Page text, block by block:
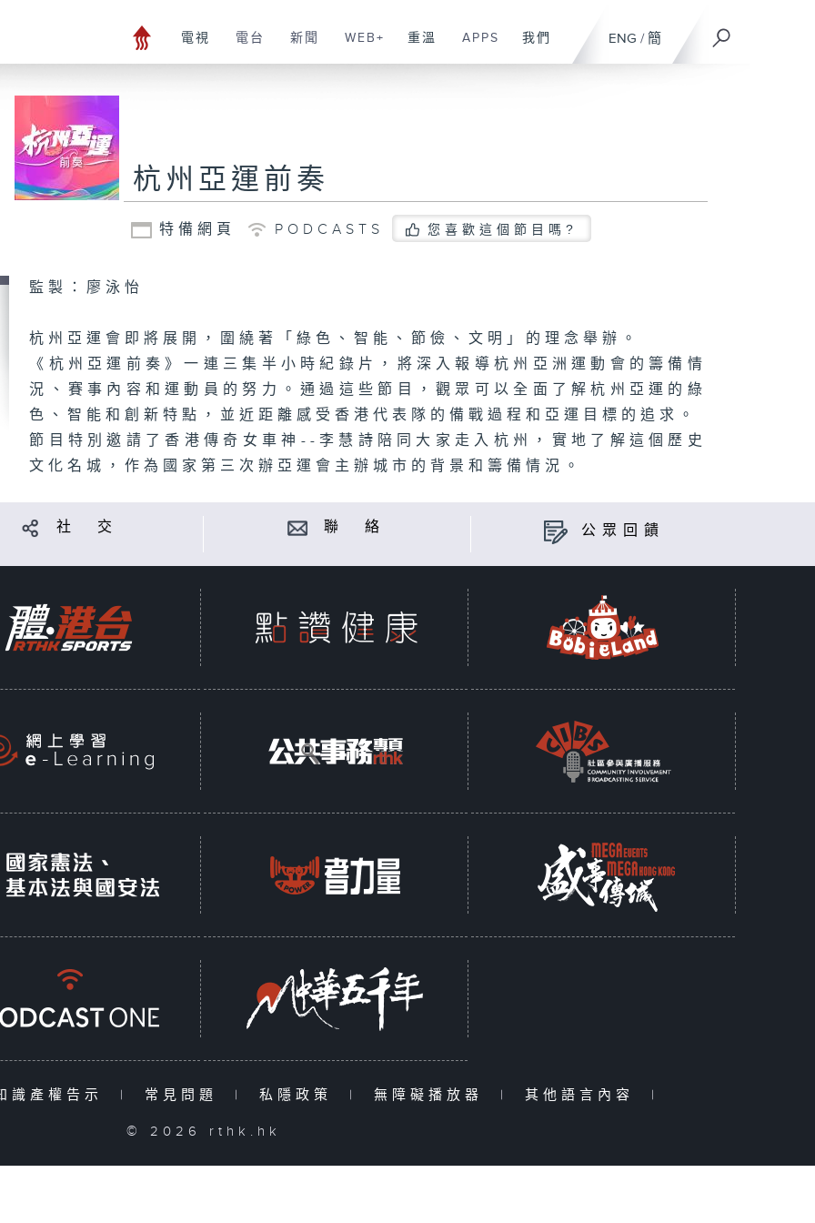
ENG / 簡
電視 電台 新聞 WEB+ 重溫 APPS 我們
杭州亞運前奏
特備網頁 PODCASTS 您喜歡這個節目嗎?
監製：廖泳怡
杭州亞運會即將展開，圍繞著「綠色、智能、節儉、文明」的理念舉辦。
《杭州亞運前奏》一連三集半小時紀錄片，將深入報導杭州亞洲運動會的籌備情
況、賽事內容和運動員的努力。通過這些節目，觀眾可以全面了解杭州亞運的綠
色、智能和創新特點，並近距離感受香港代表隊的備戰過程和亞運目標的追求。
節目特別邀請了香港傳奇女車神--李慧詩陪同大家走入杭州，實地了解這個歷史
文化名城，作為國家第三次辦亞運會主辦城市的背景和籌備情況。
社 交 聯 絡 公眾回饋
識產權告示 | 常見問題 | 私隱政策 | 無障礙播放器 | 其他語言內容 |
© 2026 rthk.hk